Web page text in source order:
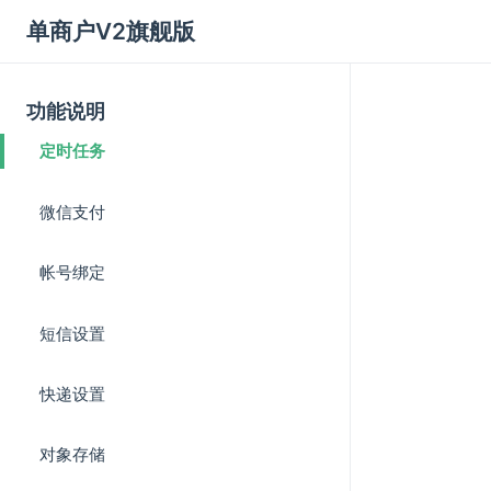
单商户V2旗舰版
功能说明
定时任务
微信支付
帐号绑定
短信设置
快递设置
对象存储